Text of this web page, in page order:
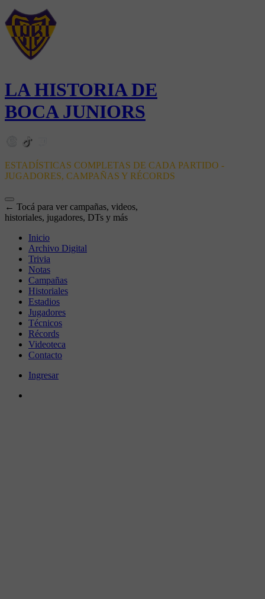
LA HISTORIA DE
BOCA JUNIORS
ESTADÍSTICAS COMPLETAS DE CADA PARTIDO -
JUGADORES, CAMPAÑAS Y RÉCORDS
← Tocá para ver campañas, videos,
historiales, jugadores, DTs y más
Inicio
Archivo Digital
Trivia
Notas
Campañas
Historiales
Estadios
Jugadores
Técnicos
Récords
Videoteca
Contacto
Ingresar